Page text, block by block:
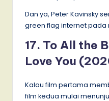
Dan ya, Peter Kavinsky
green flag internet pada
17. To All the
Love You
Kalau film pertama
film kedua mulai